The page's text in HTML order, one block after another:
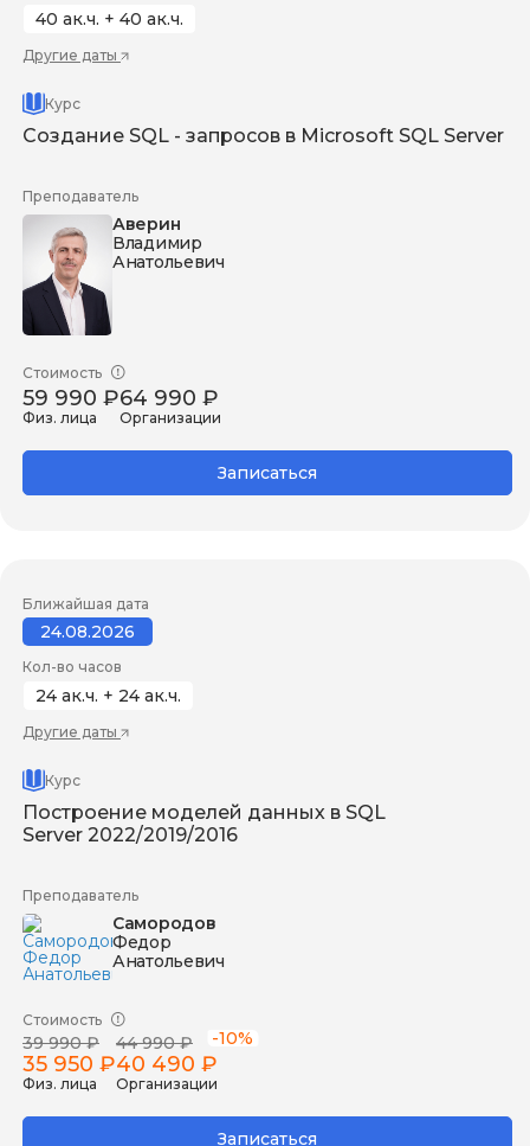
40 ак.ч. + 40 ак.ч.
Другие даты
Курс
Создание SQL - запросов в Microsoft SQL Server
Преподаватель
Аверин
Владимир
Анатольевич
Стоимость
59 990 ₽
Физ. лица
64 990 ₽
Организации
Записаться
Ближайшая дата
24.08.2026
Кол-во часов
24 ак.ч. + 24 ак.ч.
Другие даты
Курс
Построение моделей данных в SQL
Server 2022/2019/2016
Преподаватель
Самородов
Федор
Анатольевич
Стоимость
39 990 ₽
35 950 ₽
Физ. лица
44 990 ₽ -10%
40 490 ₽
Организации
Записаться